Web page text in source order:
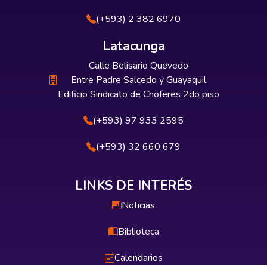
(+593) 2 382 6970
Latacunga
Calle Belisario Quevedo
Entre Padre Salcedo y Guayaquil
Edificio Sindicato de Choferes 2do piso
(+593) 97 933 2595
(+593) 32 660 679
LINKS DE INTERÉS
Noticias
Biblioteca
Calendarios